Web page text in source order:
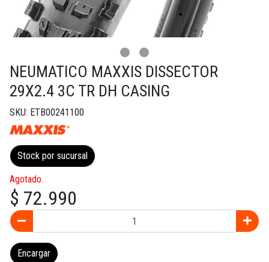
NEUMATICO MAXXIS DISSECTOR
29X2.4 3C TR DH CASING
SKU: ETB00241100
Stock por sucursal
Agotado.
$ 72.990
Encargar